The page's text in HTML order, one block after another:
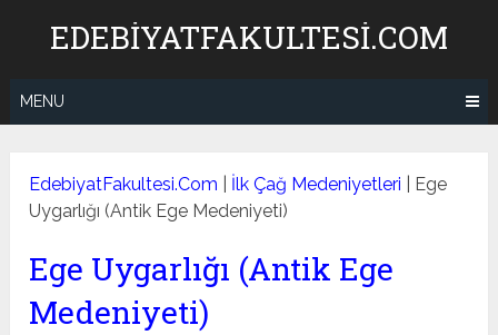
EDEBIYATFAKULTESI.COM
MENU
EdebiyatFakultesi.Com İlk Çağ Medeniyetleri
Ege
Uygarlığı (Antik Ege Medeniyeti)
Ege Uygarlığı (Antik Ege
Medeniyeti)